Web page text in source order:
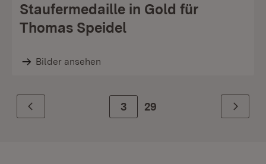
Staufermedaille in Gold für
Thomas Speidel
Bilder ansehen
Zurück Zur Seite
3 29 Weiter